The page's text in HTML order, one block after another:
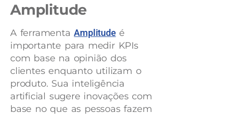
Amplitude
A ferramentaAmplitudeé
importante para medir KPIs
com base na opinião dos
clientes enquanto utilizam o
produto. Sua inteligência
artificial sugere inovações com
base no que as pessoas fazem